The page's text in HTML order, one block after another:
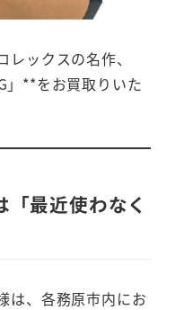
ックスの名作、
」**をお買取りいた
「最近使わなく
は、各務原市内にお